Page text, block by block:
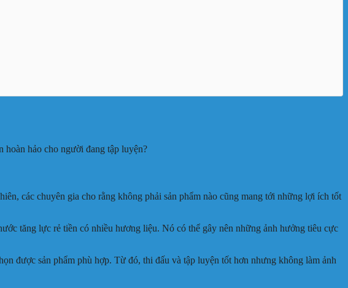
hảo cho người đang tập luyện?
các chuyên gia cho rằng không phải sản phẩm nào cũng mang tới những lợi ích tốt
tăng lực rẻ tiền có nhiều hương liệu. Nó có thể gây nên những ảnh hưởng tiêu cực
được sản phẩm phù hợp. Từ đó, thi đấu và tập luyện tốt hơn nhưng không làm ảnh